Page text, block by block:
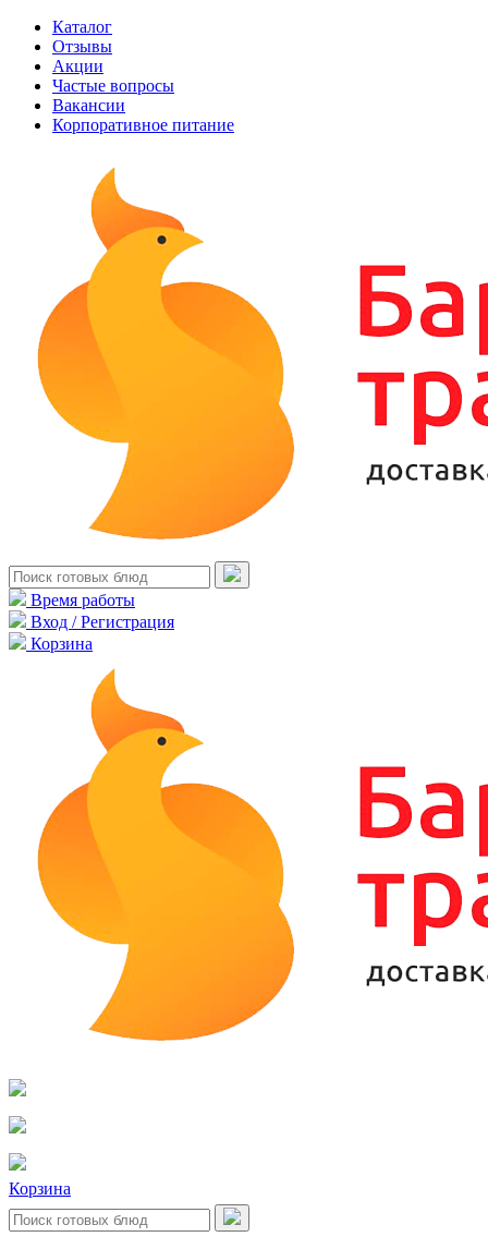
Каталог
Отзывы
Акции
Частые вопросы
Вакансии
Корпоративное питание
Время работы
Вход / Регистрация
Корзина
Корзина